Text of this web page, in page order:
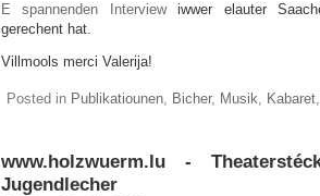
E spannenden Interviewiwwer elauter
gerechent hat.
Villmools merci Valerija!
Posted in Publikatiounen, Bicher, Musik, Kabaret
www.holzwuerm.lu -
Jugendlecher